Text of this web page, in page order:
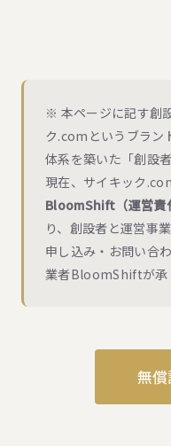
※ 本ページに記す創
ク.comというブラン
体系を築いた「創設者
現在、サイキック
BloomShift（運営責
り、創設者と運営事
申し込み・お問い合
業者BloomShiftが承
無